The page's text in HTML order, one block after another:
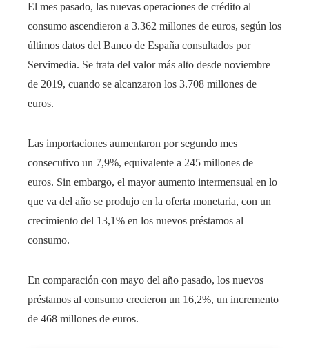
El mes pasado, las nuevas operaciones de crédito al
consumo ascendieron a 3.362 millones de euros, según los
últimos datos del Banco de España consultados por
Servimedia. Se trata del valor más alto desde noviembre
de 2019, cuando se alcanzaron los 3.708 millones de
euros.
Las importaciones aumentaron por segundo mes
consecutivo un 7,9%, equivalente a 245 millones de
euros. Sin embargo, el mayor aumento intermensual en lo
que va del año se produjo en la oferta monetaria, con un
crecimiento del 13,1% en los nuevos préstamos al
consumo.
En comparación con mayo del año pasado, los nuevos
préstamos al consumo crecieron un 16,2%, un incremento
de 468 millones de euros.